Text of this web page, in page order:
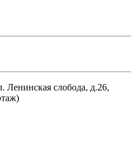
Ленинская слобода, д.26,